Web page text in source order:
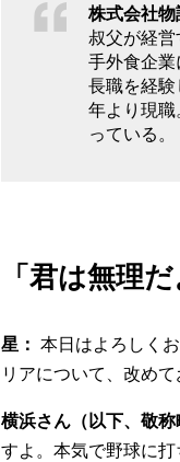
株式会社
叔父が経
手外食企
長職を経
年より現
っている。
「君は無理
星： 本日はよろしく
リアについて、改め
横浜さん（以下、敬称
すよ。本気で野球に